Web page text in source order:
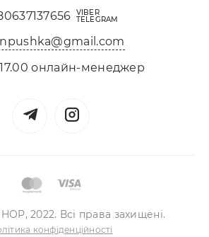
VIBER
TELEGRAM
17.00 онлайн-менеджер
2022. Всі права захищені.
конфіденційності